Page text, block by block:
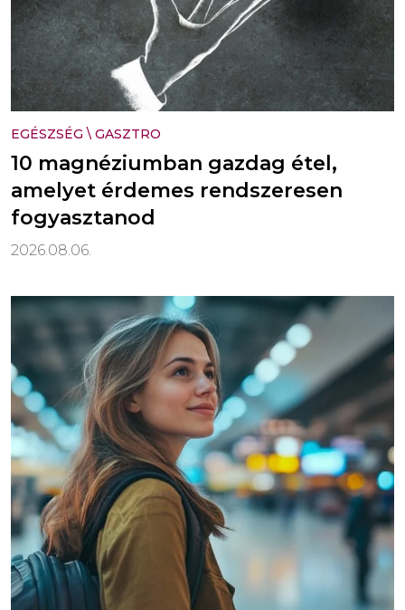
EGÉSZSÉG \ GASZTRO
10 magnéziumban gazdag étel,
amelyet érdemes rendszeresen
fogyasztanod
2026.08.06.